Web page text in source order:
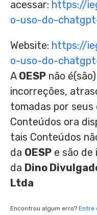
acessar: https://
o-uso-do-
Website: https://
o-uso-do-
A OESP não
incorreções,
tomadas por seus
Conteúdos ora
tais Conteúdos
da OESP e são de
da Dino
Ltda
Encontrou algum erro? Entre